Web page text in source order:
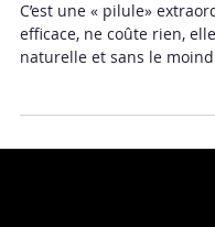
Médicament
C’est une « pilule»
naturelle et sans le